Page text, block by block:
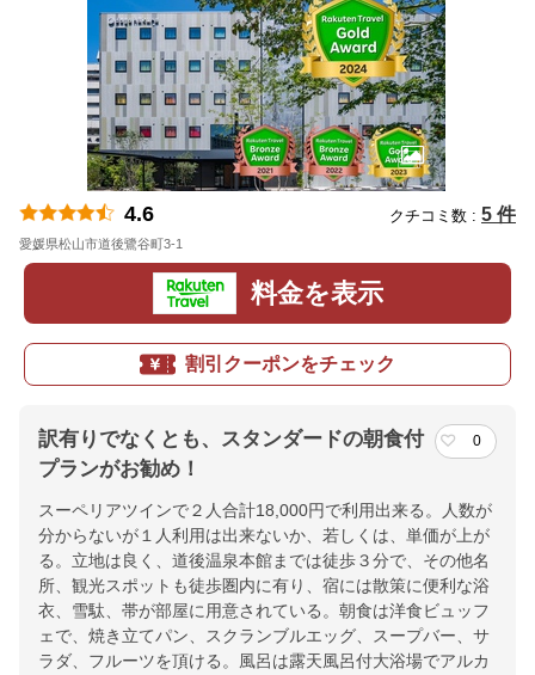
4.6 クチコミ数 : 5 件
愛媛県松山市道後鷺谷町3-1
料金を表示
割引クーポンをチェック
訳有りでなくとも、スタンダードの朝食付
プランがお勧め！
0
スーペリアツインで２人合計18,000円で利用出来る。人数が
分からないが１人利用は出来ないか、若しくは、単価が上が
る。立地は良く、道後温泉本館までは徒歩３分で、その他名
所、観光スポットも徒歩圏内に有り、宿には散策に便利な浴
衣、雪駄、帯が部屋に用意されている。朝食は洋食ビュッフ
ェで、焼き立てパン、スクランブルエッグ、スープバー、サ
ラダ、フルーツを頂ける。風呂は露天風呂付大浴場でアルカ